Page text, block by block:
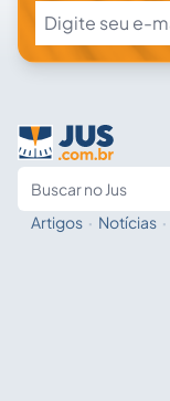
Artigos · Notícias ·